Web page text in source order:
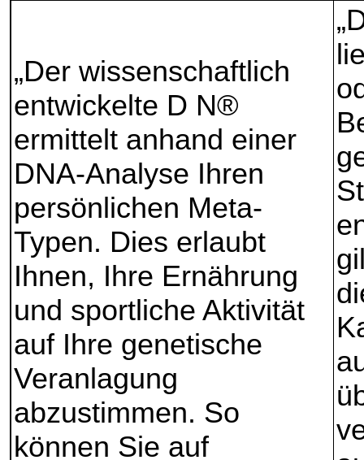
„Der wissenschaftlich
entwickelte D N®
ermittelt anhand einer
DNA-Analyse Ihren
persönlichen Meta-
Typen. Dies erlaubt
Ihnen, Ihre Ernährung
und sportliche Aktivität
auf Ihre genetische
Veranlagung
abzustimmen. So
können Sie auf